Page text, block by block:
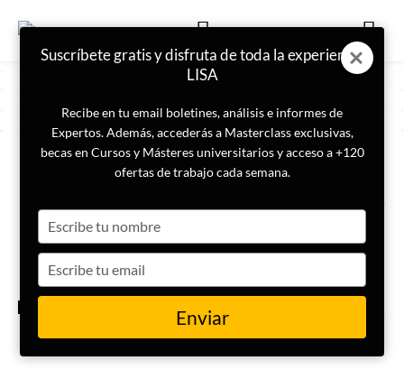
ETIQUETA
Fútbol
El Mundial de fútbol de 2026 :
¿Un Mundial «trumpiano»?
Ciberdelincuencia y deporte:
Suscríbete gratis y disfruta de toda la experiencia
LISA
Recibe en tu email boletines, análisis e informes de
Expertos. Además, accederás a Masterclass exclusivas,
becas en Cursos y Másteres universitarios y acceso a +120
ofertas de trabajo cada semana.
your
name
your
email
Enviar